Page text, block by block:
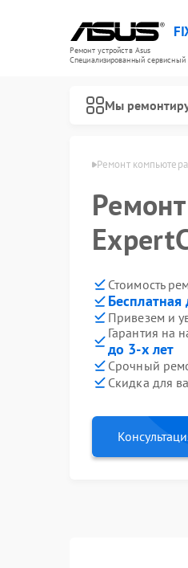
Ремонт устройств Asus
Специализированный cервисный
Мы
Asus в Иванове Ремонт
Стоимость
Бесплатная
Привезем и
Гарантия на
до 3-х лет
Срочный
Скидка для